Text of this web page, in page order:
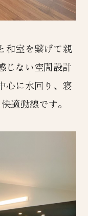
和室を繋げて親
じない空間設計
心に水回り、寝
適動線です。